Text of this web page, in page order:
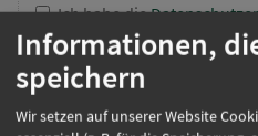
Ich habe die
stimme der
dem Bewerbungsformular
Bewerbung zu.
unsererseits streng
Informationen,
speichern
Wir setzen auf unserer Website